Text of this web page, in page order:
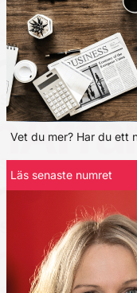
Vet du mer? Har du ett
Läs senaste numret